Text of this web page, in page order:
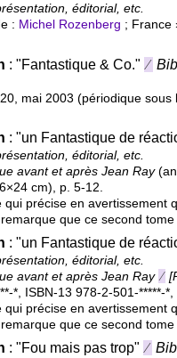
éditorial, etc.
: Michel Rozenberg ; France
: "Fantastique & Co." ⁄
mai 2003 (périodique sous
: "un Fantastique de
éditorial, etc.
avant et après Jean Ray
cm), p. 5-12.
qui précise en
que ce second
: "un Fantastique de
éditorial, etc.
avant et après Jean Ray ⁄
* ISBN-13 978-2-501-*****-*
qui précise en
que ce second
: "Fou mais pas trop" ⁄